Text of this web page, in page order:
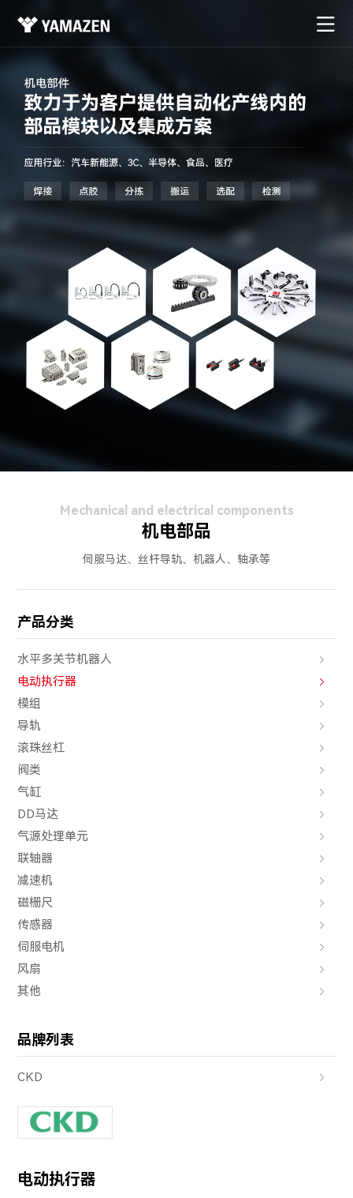
Mechanical and electrical components
机电部品
伺服马达、丝杆导轨、机器人、轴承等
产品分类
水平多关节机器人
电动执行器
模组
导轨
滚珠丝杠
阀类
气缸
DD马达
气源处理单元
联轴器
减速机
磁栅尺
传感器
伺服电机
风扇
其他
品牌列表
CKD
电动执行器